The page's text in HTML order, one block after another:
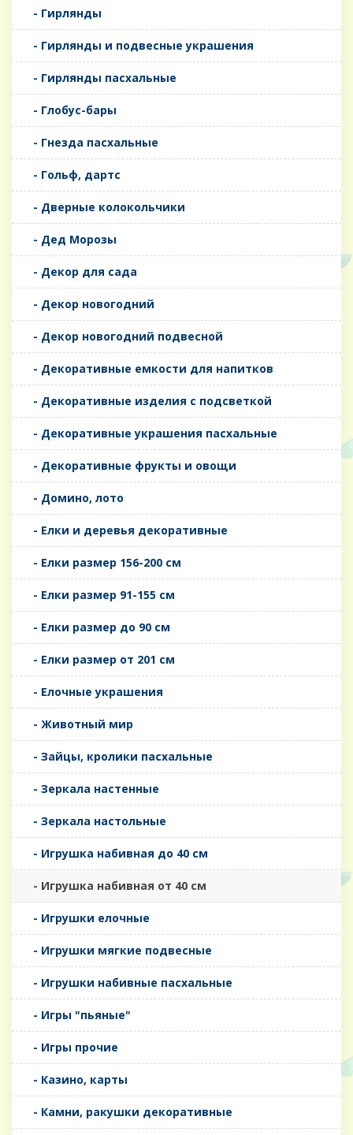
- Гирлянды
- Гирлянды и подвесные украшения
- Гирлянды пасхальные
- Глобус-бары
- Гнезда пасхальные
- Гольф, дартс
- Дверные колокольчики
- Дед Морозы
- Декор для сада
- Декор новогодний
- Декор новогодний подвесной
- Декоративные емкости для напитков
- Декоративные изделия с подсветкой
- Декоративные украшения пасхальные
- Декоративные фрукты и овощи
- Домино, лото
- Елки и деревья декоративные
- Елки размер 156-200 см
- Елки размер 91-155 см
- Елки размер до 90 см
- Елки размер от 201 см
- Елочные украшения
- Животный мир
- Зайцы, кролики пасхальные
- Зеркала настенные
- Зеркала настольные
- Игрушка набивная до 40 см
- Игрушка набивная от 40 см
- Игрушки елочные
- Игрушки мягкие подвесные
- Игрушки набивные пасхальные
- Игры "пьяные"
- Игры прочие
- Казино, карты
- Камни, ракушки декоративные